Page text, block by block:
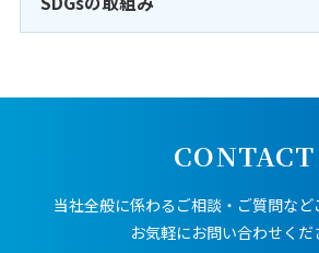
CONTACT
当社全般に係わるご相談・ご質問など
お気軽にお問い合わせくだ